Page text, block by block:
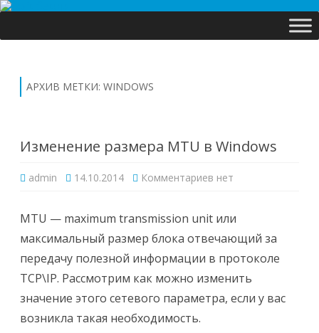
содержимому
АРХИВ МЕТКИ: WINDOWS
Изменение размера MTU в Windows
admin 14.10.2014 Комментариев к
MTU
в
Windows
нет
MTU — maximum transmission unit или
максимальный размер блока отвечающий за
передачу полезной информации в протоколе
TCP\IP. Рассмотрим как можно изменить
значение этого сетевого параметра, если у вас
возникла такая необходимость.